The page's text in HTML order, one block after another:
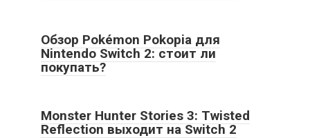
Обзор Pokémon Pokopia для
Nintendo Switch 2: стоит ли
покупать?
Monster Hunter Stories 3: Twisted
Reflection выходит на Switch 2